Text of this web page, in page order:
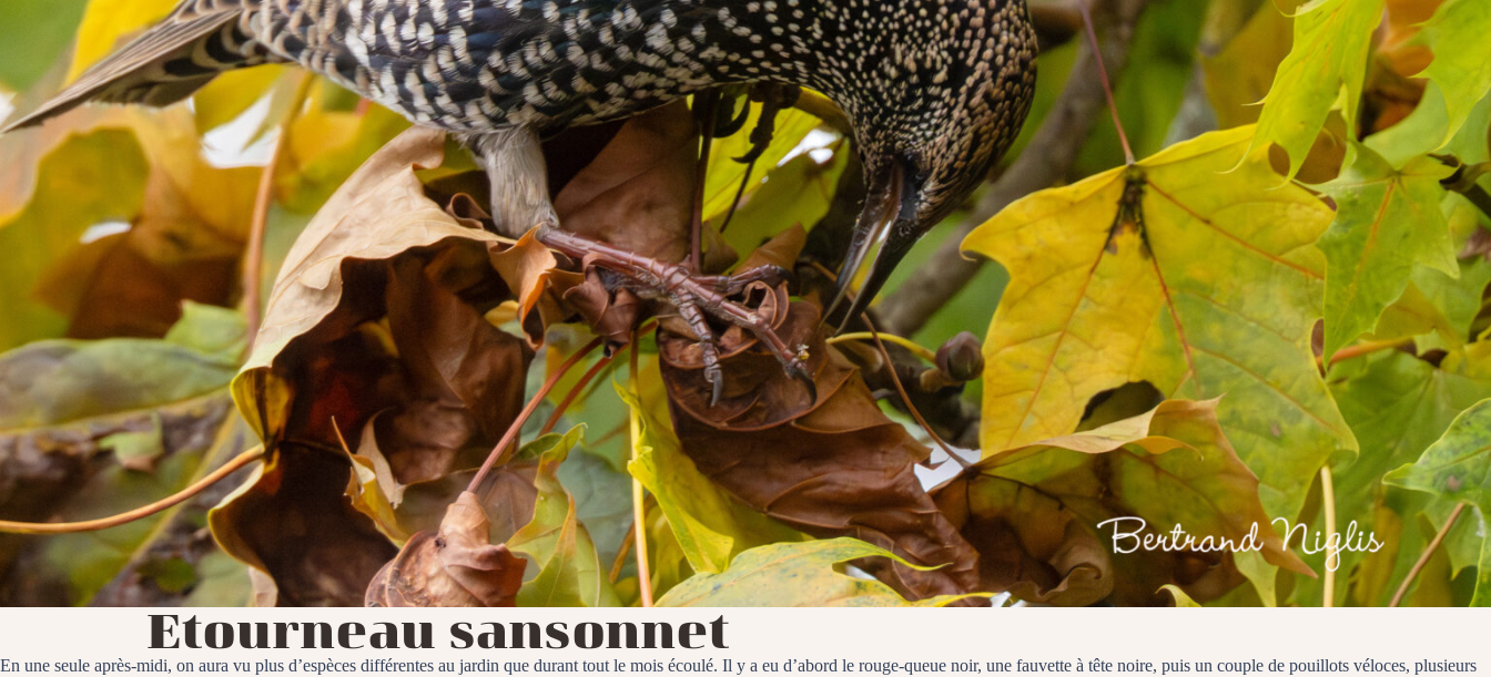
Etourneau sansonnet
En une seule après-midi, on aura vu plus d’espèces différentes au jardin que durant tout le mois écoulé. Il y a eu d’abord le rouge-queue noir, une fauvette à tête noire, puis un couple de pouillots véloces, plusieurs